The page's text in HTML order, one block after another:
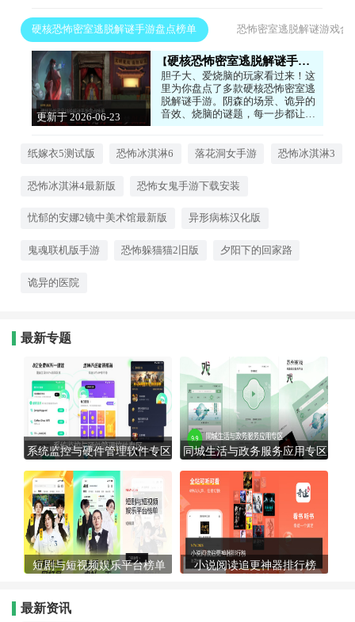
硬核恐怖密室逃脱解谜手游盘点榜单 恐怖密室逃脱解谜游戏合
更新于 2026-06-23
硬核恐怖密室逃脱解谜手游盘点榜单
胆子大、爱烧脑的玩家看过来！这
里为你盘点了多款硬核恐怖密室逃
脱解谜手游。阴森的场景、诡异的
音效、烧脑的谜题，每一步都让你
心跳加速。你需要仔细观察环境，
生天。游戏剧情环环相扣，沉浸感
快来挑战这些让人头皮发麻的密室
试看吧！
纸嫁衣5测试版 恐怖冰淇淋6 落花洞女手游 恐怖冰淇淋3
恐怖冰淇淋4最新版 恐怖女鬼手游下载安装
忧郁的安娜2镜中美术馆最新版 异形病栋汉化版
鬼魂联机版手游 恐怖躲猫猫2旧版 夕阳下的回家路
诡异的医院
最新专题
系统监控与硬件管理软件专区 同城生活与政务服务应用专区
短剧与短视频娱乐平台榜单 小说阅读追更神器排行榜
最新资讯